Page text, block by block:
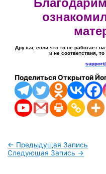
Друзья, если что то не работает
и не соответствия,
Поделиться Открытой
← Предыдущая Запись
Следующая Запись →